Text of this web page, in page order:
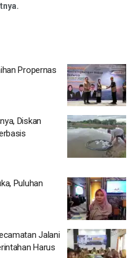
Propernas
Diskan
Puluhan
Jalani
Harus